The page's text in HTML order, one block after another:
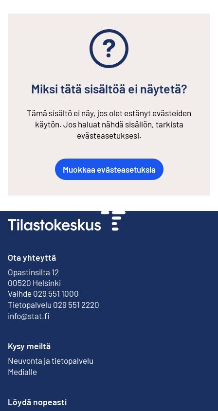
Miksi tätä sisältöä ei näytetä?
Tämä sisältö ei näy, jos olet estänyt evästeiden
käytön. Jos haluat nähdä sisällön, tarkista
evästeasetuksesi.
Muokkaa evästeasetuksia
Ota yhteyttä
Opastinsilta 12
00520 Helsinki
Ulkoinen linkki
Vaihde 029 551 1000
Tietopalvelu 029 551 2220
info@stat.fi
Kysy meiltä
Neuvonta ja tietopalvelu
Medialle
Löydä nopeasti